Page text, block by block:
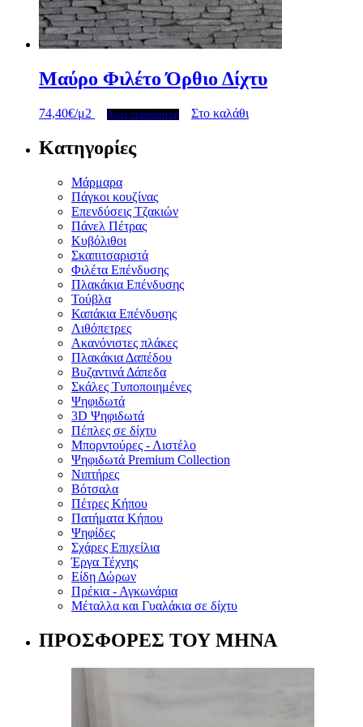
Μαύρο Φιλέτο Όρθιο Δίχτυ
74,40€/μ2 Δείτε περισσότερα Στο καλάθι
Κατηγορίες
Μάρμαρα
Πάγκοι κουζίνας
Επενδύσεις Τζακιών
Πάνελ Πέτρας
Κυβόλιθοι
Σκαπιτσαριστά
Φιλέτα Επένδυσης
Πλακάκια Επένδυσης
Τούβλα
Καπάκια Επένδυσης
Λιθόπετρες
Ακανόνιστες πλάκες
Πλακάκια Δαπέδου
Βυζαντινά Δάπεδα
Σκάλες Τυποποιημένες
Ψηφιδωτά
3D Ψηφιδωτά
Πέπλες σε δίχτυ
Μπορντούρες - Λιστέλο
Ψηφιδωτά Premium Collection
Νιπτήρες
Βότσαλα
Πέτρες Κήπου
Πατήματα Κήπου
Ψηφίδες
Σχάρες Επιχείλια
Έργα Τέχνης
Είδη Δώρων
Πρέκια - Αγκωνάρια
Μέταλλα και Γυαλάκια σε δίχτυ
ΠΡΟΣΦΟΡΕΣ ΤΟΥ ΜΗΝΑ